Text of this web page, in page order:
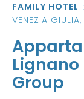
FAMILY HOTEL
VENEZIA GIULIA,
Lignano
Group